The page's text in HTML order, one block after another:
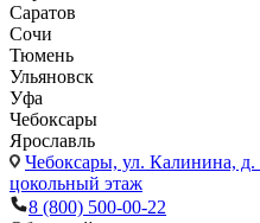
Саратов
Сочи
Тюмень
Ульяновск
Уфа
Чебоксары
Ярославль
Чебоксары, ул. Калинина,
цокольный этаж
8 (800) 500-00-22